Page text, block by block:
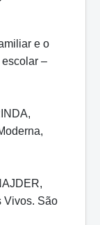
e o
–
Vivos. São